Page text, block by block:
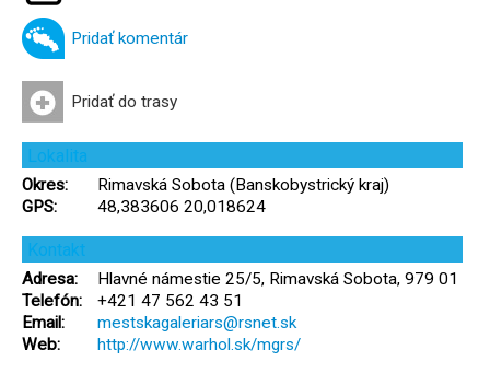
Pridať komentár
Pridať do trasy
Lokalita
Okres:
Rimavská Sobota (Banskobystrický kraj)
GPS:
48,383606 20,018624
Kontakt
Adresa:
Hlavné námestie 25/5, Rimavská Sobota, 979 01
Telefón:
+421 47 562 43 51
Email:
mestskagaleriars@rsnet.sk
Web:
http://www.warhol.sk/mgrs/